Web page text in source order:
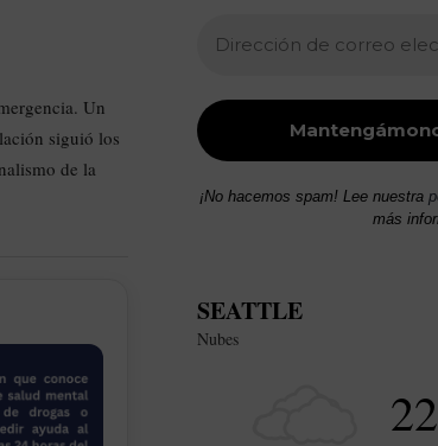
Un
siguió los
de la
¡No hacemos spam! Lee nuestra
más
SEATTLE
Nubes